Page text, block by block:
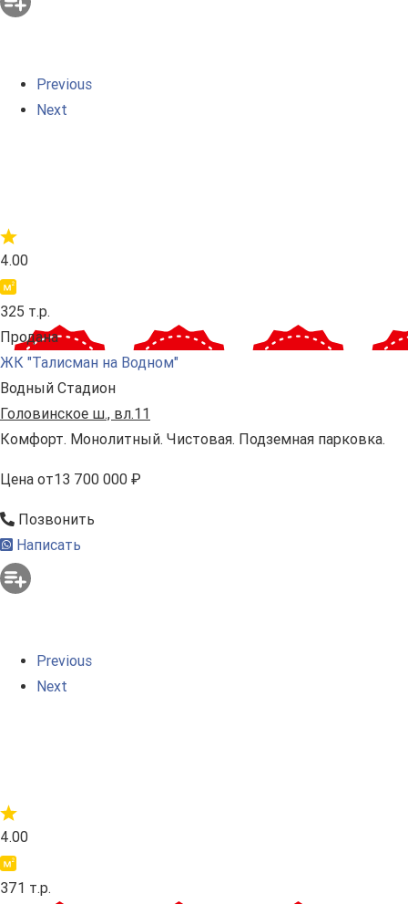
Previous
Next
4.00
325 т.р.
Продана
ЖК "Талисман на Водном"
Водный Стадион
Головинское ш., вл.11
Комфорт. Монолитный. Чистовая. Подземная парковка.
Цена от13 700 000 ₽
Позвонить
Написать
Previous
Next
4.00
371 т.р.